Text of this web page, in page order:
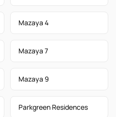
Mazaya 4
Mazaya 7
Mazaya 9
Parkgreen Residences